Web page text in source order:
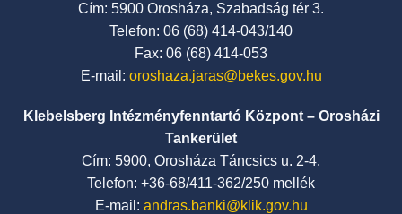
Cím: 5900 Orosháza, Szabadság tér 3.
Telefon: 06 (68) 414-043/140
Fax: 06 (68) 414-053
E-mail: oroshaza.jaras@bekes.gov.hu
Klebelsberg Intézményfenntartó Központ – Orosházi
Tankerület
Cím: 5900, Orosháza Táncsics u. 2-4.
Telefon: +36-68/411-362/250 mellék
E-mail: andras.banki@klik.gov.hu